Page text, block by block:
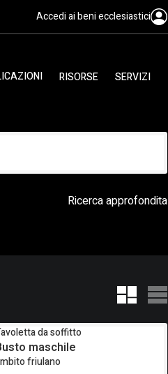
Accedi ai beni ecclesiastici
RISORSE SERVIZI
Ricerca approfondita
da soffitto
maschile
friulano